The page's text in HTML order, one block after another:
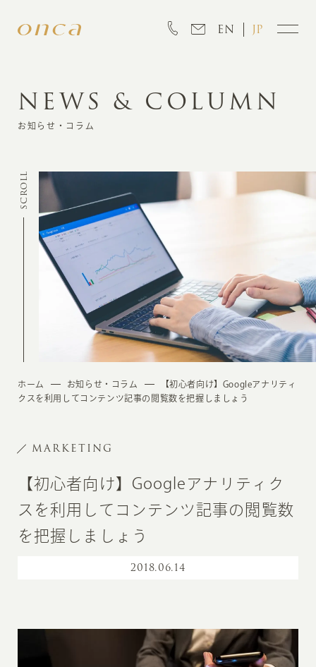
EN JP
INFORMATION
CREATION
MARKETING
NEWS & COLUMN
お知らせ・コラム
SCROLL
ホーム お知らせ・コラム
【初心者向け】Googleアナリティ
クスを利用してコンテンツ記事の閲覧数を把握しましょう
MARKETING
【初心者向け】Googleアナリティク
スを利用してコンテンツ記事の閲覧数
を把握しましょう
2018.06.14